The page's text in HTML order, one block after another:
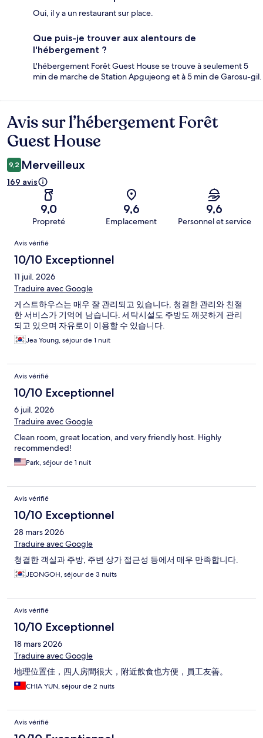
Oui, il y a un restaurant sur place.
Que puis-je trouver aux alentours de
l'hébergement ?
L'hébergement Forêt Guest House se trouve à seulement 5
min de marche de Station Apgujeong et à 5 min de Garosu-gil.
Avis
Avis sur l’hébergement Forêt
Guest House
9,2 Merveilleux
169 avis
9,0
Propreté
9,6
Emplacement
9,6
Personnel et service
Avis
Avis vérifié
10/10 Exceptionnel
11 juil. 2026
Traduire avec Google
게스트하우스는 매우 잘 관리되고 있습니다, 청결한 관리와 친절
한 서비스가 기억에 남습니다. 세탁시설도 주방도 깨끗하게 관리
되고 있으며 자유로이 이용할 수 있습니다.
Jea Young, séjour de 1 nuit
Avis vérifié
10/10 Exceptionnel
6 juil. 2026
Traduire avec Google
Clean room, great location, and very friendly host. Highly
recommended!
Park, séjour de 1 nuit
Avis vérifié
10/10 Exceptionnel
28 mars 2026
Traduire avec Google
청결한 객실과 주방, 주변 상가 접근성 등에서 매우 만족합니다.
JEONGOH, séjour de 3 nuits
Avis vérifié
10/10 Exceptionnel
18 mars 2026
Traduire avec Google
地理位置佳，四人房間很大，附近飲食也方便，員工友善。
CHIA YUN, séjour de 2 nuits
Avis vérifié